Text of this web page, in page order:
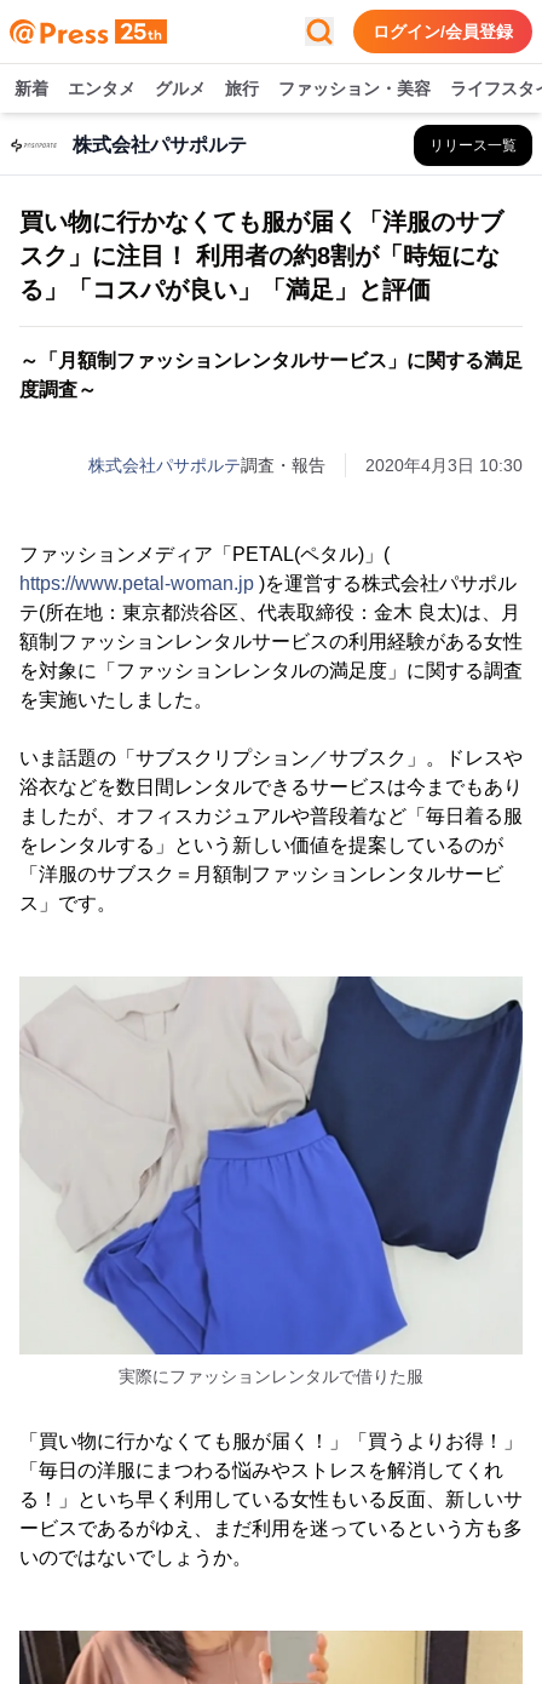
ログイン/会員登録
新着 エンタメ グルメ 旅行 ファッション・美容 ライフスタ
株式会社パサポルテ リリース一覧
買い物に行かなくても服が届く「洋服のサブ
スク」に注目！ 利用者の約8割が「時短にな
る」「コスパが良い」「満足」と評価
～「月額制ファッションレンタルサービス」に関する満足
度調査～
株式会社パサポルテ調査・報告 2020年4月3日 10:30
ファッションメディア「PETAL(ペタル)」(
https://www.petal-woman.jp )を運営する株式会社パサポル
テ(所在地：東京都渋谷区、代表取締役：金木 良太)は、月
額制ファッションレンタルサービスの利用経験がある女性
を対象に「ファッションレンタルの満足度」に関する調査
を実施いたしました。
いま話題の「サブスクリプション／サブスク」。ドレスや
浴衣などを数日間レンタルできるサービスは今までもあり
ましたが、オフィスカジュアルや普段着など「毎日着る服
をレンタルする」という新しい価値を提案しているのが
「洋服のサブスク＝月額制ファッションレンタルサービ
ス」です。
実際にファッションレンタルで借りた服
「買い物に行かなくても服が届く！」「買うよりお得！」
「毎日の洋服にまつわる悩みやストレスを解消してくれ
る！」といち早く利用している女性もいる反面、新しいサ
ービスであるがゆえ、まだ利用を迷っているという方も多
いのではないでしょうか。